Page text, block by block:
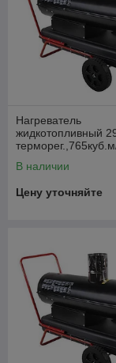
Нагреватель
жидкотопливный
В наличии
Цену уточняйте